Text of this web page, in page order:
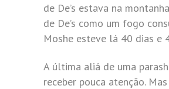
de De’s estava na
de De’s como um fogo
Moshe esteve lá 40 dias e
A última aliá de uma
receber pouca atenção.